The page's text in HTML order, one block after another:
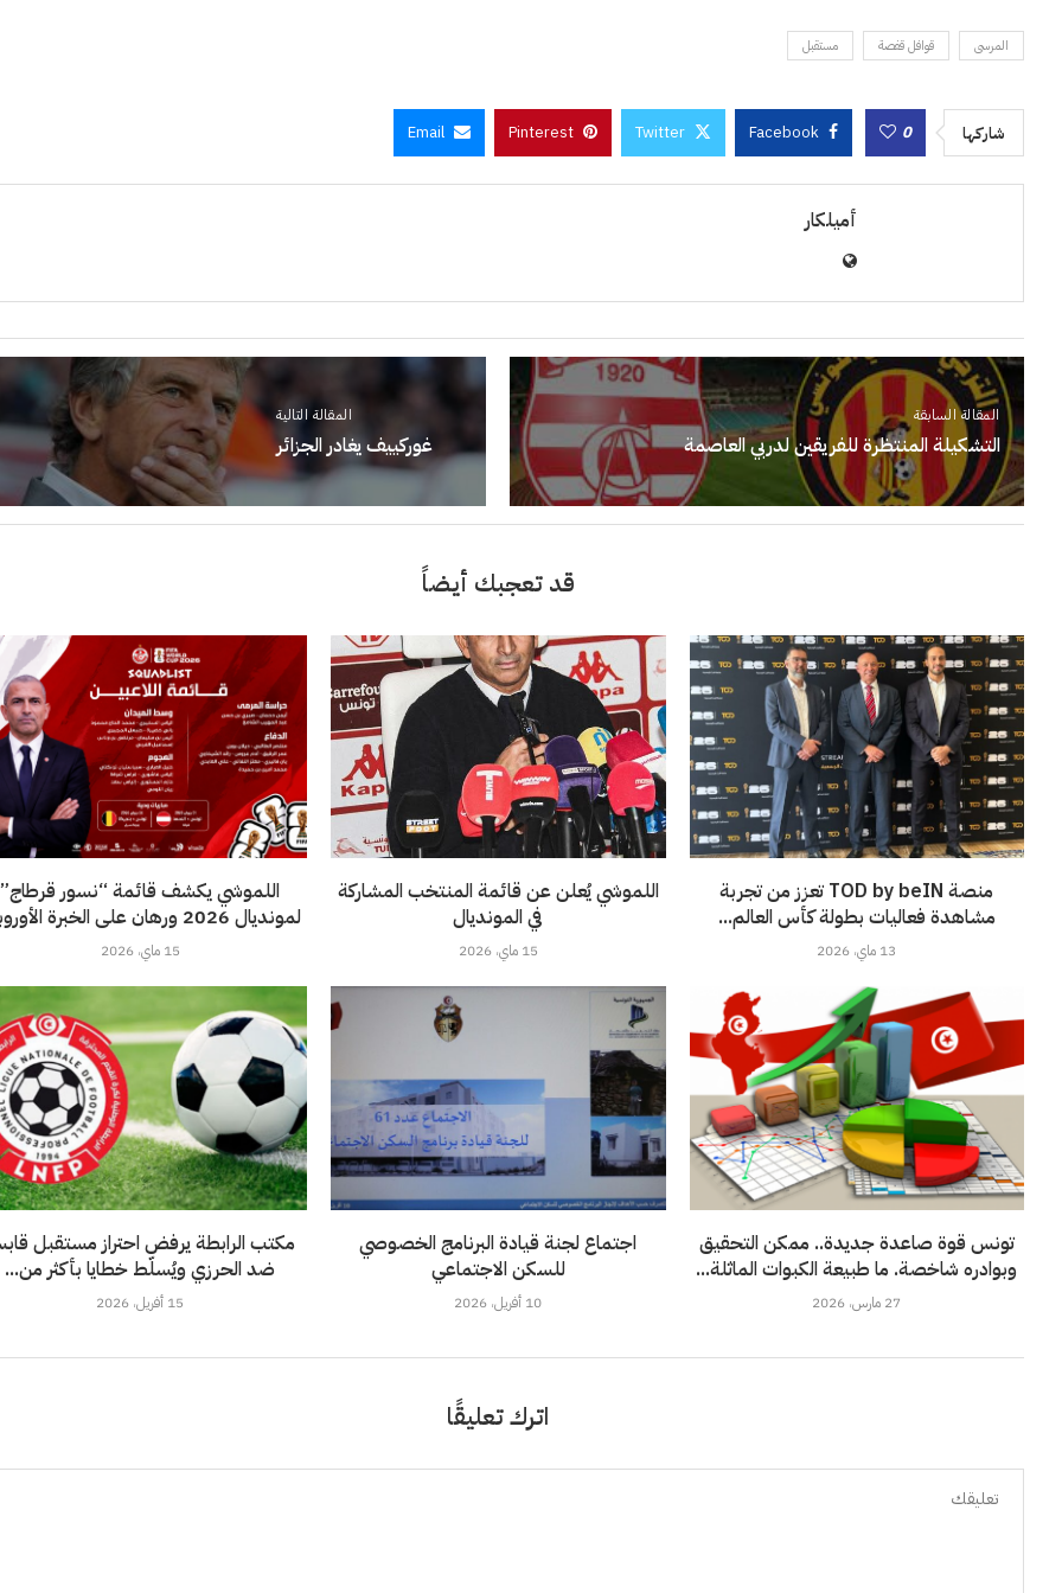
المرسى قوافل قفصة مستقبل
شاركها 0
Facebook
Twitter
Pinterest
Email
أميلكار
المقالة السابقة
التشكيلة المنتظرة للفريقين لدربي العاصمة
المقالة التالية
غوركييف يغادر الجزائر
قد تعجبك أيضاً
اللموشي يكشف قائمة “نسور قرطاج”
لمونديال 2026 ورهان على الخبرة الأوروبية
15 ماي، 2026
اللموشي يُعلن عن قائمة المنتخب المشاركة
في المونديال
15 ماي، 2026
منصة TOD by beIN تعزز من تجربة
مشاهدة فعاليات بطولة كأس العالم...
13 ماي، 2026
مكتب الرابطة يرفض احتراز مستقبل
ضد الحرزي ويُسلّط خطايا بأكثر من...
15 أفريل، 2026
اجتماع لجنة قيادة البرنامج الخصوصي
للسكن الاجتماعي
10 أفريل، 2026
تونس قوة صاعدة جديدة.. ممكن التحقيق
وبوادره شاخصة. ما طبيعة الكبوات الماثلة...
27 مارس، 2026
اترك تعليقًا